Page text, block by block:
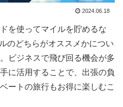
2024.06.18
を使ってマイルを貯めるな
のどちらがオススメかについ
ビジネスで飛び回る機会が多
に活用することで、出張の負
ートの旅行もお得に楽しむこ